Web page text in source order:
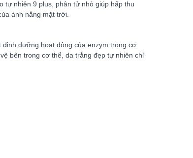
tự nhiên 9 plus, phân tử nhỏ giúp hấp thu
ánh nắng mặt trời.
dinh dưỡng hoạt động của enzym trong cơ
bên trong cơ thể, da trắng đẹp tự nhiên chỉ